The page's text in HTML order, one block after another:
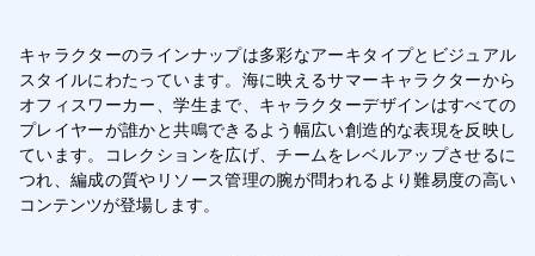
キャラクターのラインナップは多彩なアーキタイプとビジュアル
スタイルにわたっています。海に映えるサマーキャラクターから
オフィスワーカー、学生まで、キャラクターデザインはすべての
プレイヤーが誰かと共鳴できるよう幅広い創造的な表現を反映し
ています。コレクションを広げ、チームをレベルアップさせるに
つれ、編成の質やリソース管理の腕が問われるより難易度の高い
コンテンツが登場します。